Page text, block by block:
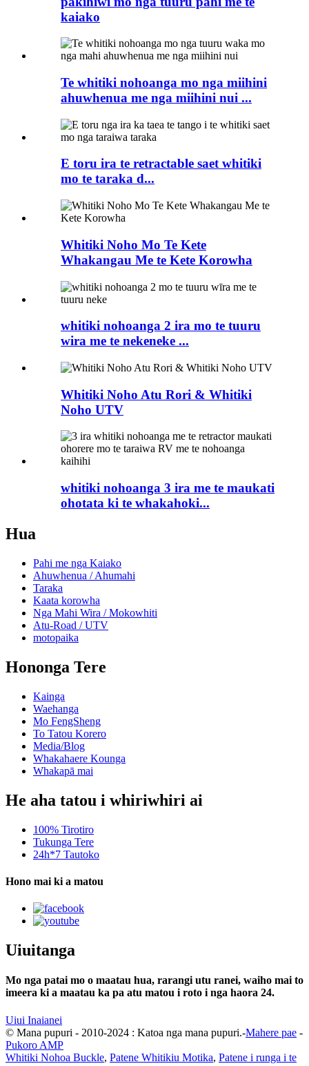
kaiako
Te whitiki nohoanga mo nga miihini
ahuwhenua me nga miihini nui ...
E toru ira te retractable saet whitiki
mo te taraka d...
Whitiki Noho Mo Te Kete
Whakangau Me te Kete Korowha
whitiki nohoanga 2 ira mo te tuuru
wira me te nekeneke ...
Whitiki Noho Atu Rori & Whitiki
Noho UTV
whitiki nohoanga 3 ira me te maukati
ohotata ki te whakahoki...
Hua
Pahi me nga Kaiako
Ahuwhenua / Ahumahi
Taraka
Kaata korowha
Nga Mahi Wira / Mokowhiti
Atu-Road / UTV
motopaika
Hononga Tere
Kainga
Waehanga
Mo FengSheng
To Tatou Korero
Media/Blog
Whakahaere Kounga
Whakapā mai
He aha tatou i whiriwhiri ai
100% Tirotiro
Tukunga Tere
24h*7 Tautoko
Hono mai ki a matou
Uiuitanga
Mo nga patai mo o maatau hua, rarangi utu ranei, waiho mai to
imeera ki a maatau ka pa atu matou i roto i nga haora 24.
Uiui Inaianei
© Mana pupuri - 2010-2024 : Katoa nga mana pupuri.-Mahere pae -
Pukoro AMP
Whitiki Nohoa Buckle, Patene Whitikiu Motika, Patene i runga i te